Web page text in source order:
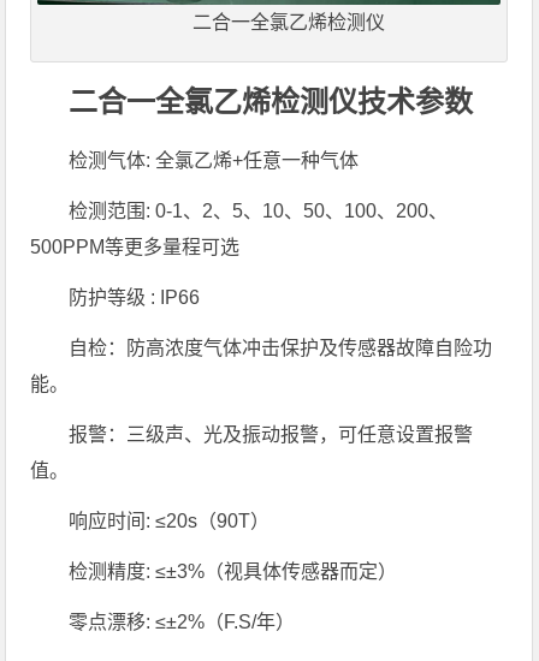
二合一全氯乙烯检测仪
二合一全氯乙烯检测仪技术参数
检测气体: 全氯乙烯+任意一种气体
检测范围: 0-1、2、5、10、50、100、200、
500PPM等更多量程可选
防护等级 : IP66
自检：防高浓度气体冲击保护及传感器故障自险功
能。
报警：三级声、光及振动报警，可任意设置报警
值。
响应时间: ≤20s（90T）
检测精度: ≤±3%（视具体传感器而定）
零点漂移: ≤±2%（F.S/年）